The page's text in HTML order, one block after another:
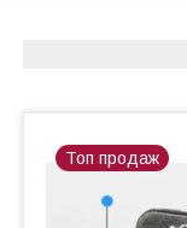
Топ продаж